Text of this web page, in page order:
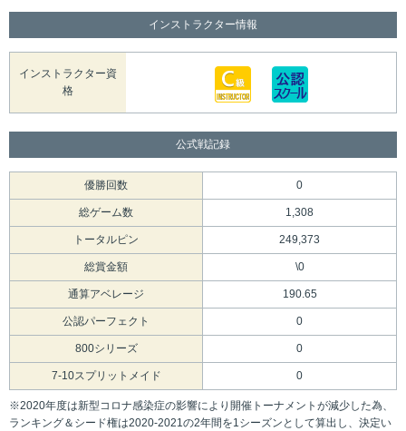
インストラクター情報
インストラクター資
格
公式戦記録
優勝回数 0
総ゲーム数 1,308
トータルピン 249,373
総賞金額 \0
通算アベレージ 190.65
公認パーフェクト 0
800シリーズ 0
7-10スプリットメイド 0
※2020年度は新型コロナ感染症の影響により開催トーナメントが減少した為、
ランキング＆シード権は2020-2021の2年間を1シーズンとして算出し、決定い